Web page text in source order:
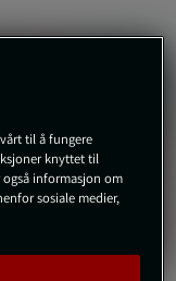
til å fungere
knyttet til
også informasjon om
sosiale medier,